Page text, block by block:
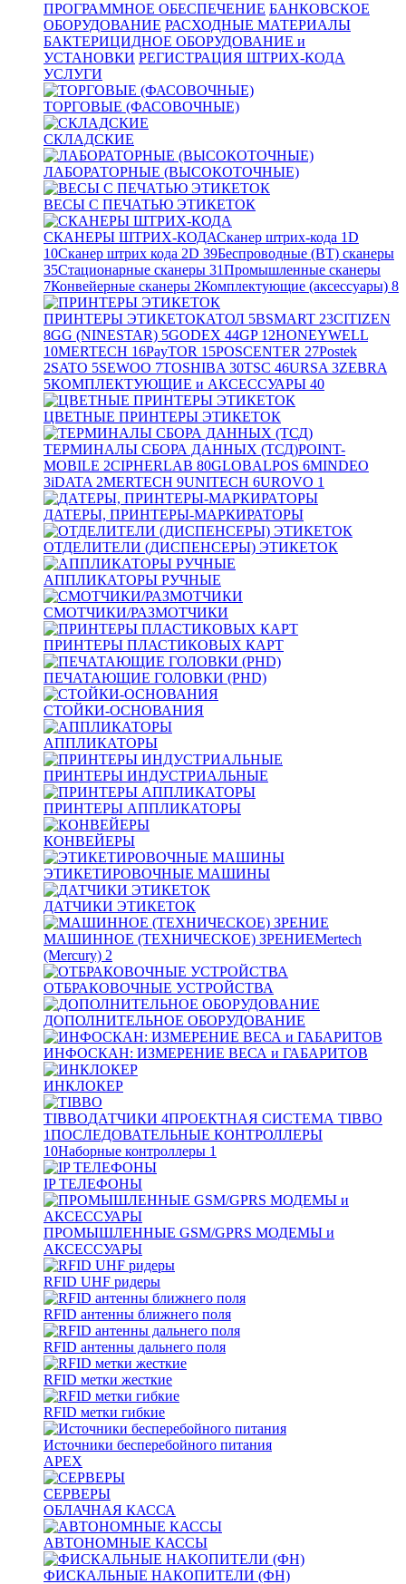
ПРОГРАММНОЕ ОБЕСПЕЧЕНИЕ БАНКОВСКОЕ
ОБОРУДОВАНИЕ РАСХОДНЫЕ МАТЕРИАЛЫ
БАКТЕРИЦИДНОЕ ОБОРУДОВАНИЕ и
УСТАНОВКИ РЕГИСТРАЦИЯ ШТРИХ-КОДА
УСЛУГИ
ТОРГОВЫЕ (ФАСОВОЧНЫЕ)
СКЛАДСКИЕ
ЛАБОРАТОРНЫЕ (ВЫСОКОТОЧНЫЕ)
ВЕСЫ С ПЕЧАТЬЮ ЭТИКЕТОК
СКАНЕРЫ ШТРИХ-КОДАСканер штрих-кода 1D
10Сканер штрих кода 2D 39Беспроводные (BT) сканеры
35Стационарные сканеры 31Промышленные сканеры
7Конвейерные сканеры 2Комплектующие (аксессуары) 8
ПРИНТЕРЫ ЭТИКЕТОКАТОЛ 5BSMART 23CITIZEN
8GG (NINESTAR) 5GODEX 44GP12HONEYWELL
10MERTECH 16PayTOR 15POSCENTER 27Postek
2SATO 5SEWOO 7TOSHIBA 30TSC 46URSA 3ZEBRA
5КОМПЛЕКТУЮЩИЕ и АКСЕССУАРЫ 40
ЦВЕТНЫЕ ПРИНТЕРЫ ЭТИКЕТОК
ТЕРМИНАЛЫ СБОРА ДАННЫХ (ТСД)POINT-
MOBILE 2CIPHERLAB 80GLOBALPOS 6MINDEO
3iDATA 2MERTECH 9UNITECH 6UROVO 1
ДАТЕРЫ, ПРИНТЕРЫ-МАРКИРАТОРЫ
ОТДЕЛИТЕЛИ (ДИСПЕНСЕРЫ) ЭТИКЕТОК
АППЛИКАТОРЫ РУЧНЫЕ
СМОТЧИКИ/РАЗМОТЧИКИ
ПРИНТЕРЫ ПЛАСТИКОВЫХ КАРТ
ПЕЧАТАЮЩИЕ ГОЛОВКИ (PHD)
СТОЙКИ-ОСНОВАНИЯ
АППЛИКАТОРЫ
ПРИНТЕРЫ ИНДУСТРИАЛЬНЫЕ
ПРИНТЕРЫ АППЛИКАТОРЫ
КОНВЕЙЕРЫ
ЭТИКЕТИРОВОЧНЫЕ МАШИНЫ
ДАТЧИКИ ЭТИКЕТОК
МАШИННОЕ (ТЕХНИЧЕСКОЕ) ЗРЕНИЕMertech
(Mercury) 2
ОТБРАКОВОЧНЫЕ УСТРОЙСТВА
ДОПОЛНИТЕЛЬНОЕ ОБОРУДОВАНИЕ
ИНФОСКАН: ИЗМЕРЕНИЕ ВЕСА и ГАБАРИТОВ
ИНКЛОКЕР
TIBBOДАТЧИКИ 4ПРОЕКТНАЯ СИСТЕМА TIBBO
1ПОСЛЕДОВАТЕЛЬНЫЕ КОНТРОЛЛЕРЫ
10Наборные контроллеры 1
IP ТЕЛЕФОНЫ
ПРОМЫШЛЕННЫЕ GSM/GPRS МОДЕМЫ и
АКСЕССУАРЫ
RFID UHF ридеры
RFID антенны ближнего поля
RFID антенны дальнего поля
RFID метки жесткие
RFID метки гибкие
Источники бесперебойного питания
APEX
СЕРВЕРЫ
ОБЛАЧНАЯ КАССА
АВТОНОМНЫЕ КАССЫ
ФИСКАЛЬНЫЕ НАКОПИТЕЛИ (ФН)